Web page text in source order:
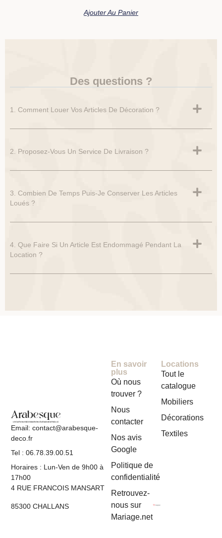
Ajouter Au Panier
Des questions ?
1. Comment Louer Vos Articles De Décoration ?
2. Proposez-Vous Un Service De Livraison ?
3. Combien De Temps Puis-Je Conserver Les Articles
Loués ?
4. Que Faire Si Un Article Est Endommagé Pendant La
Location ?
Email: contact@arabesque-
deco.fr
Tel : 06.78.39.00.51
Horaires : Lun-Ven de 9h00 à
17h00
4 RUE FRANCOIS MANSART
85300 CHALLANS
Locations
Tout le
catalogue
Mobiliers
Décorations
Textiles
En savoir
plus
Où nous
trouver ?
Nous
contacter
Nos avis
Google
Politique de
confidentialité
Retrouvez-
nous sur
Mariage.net